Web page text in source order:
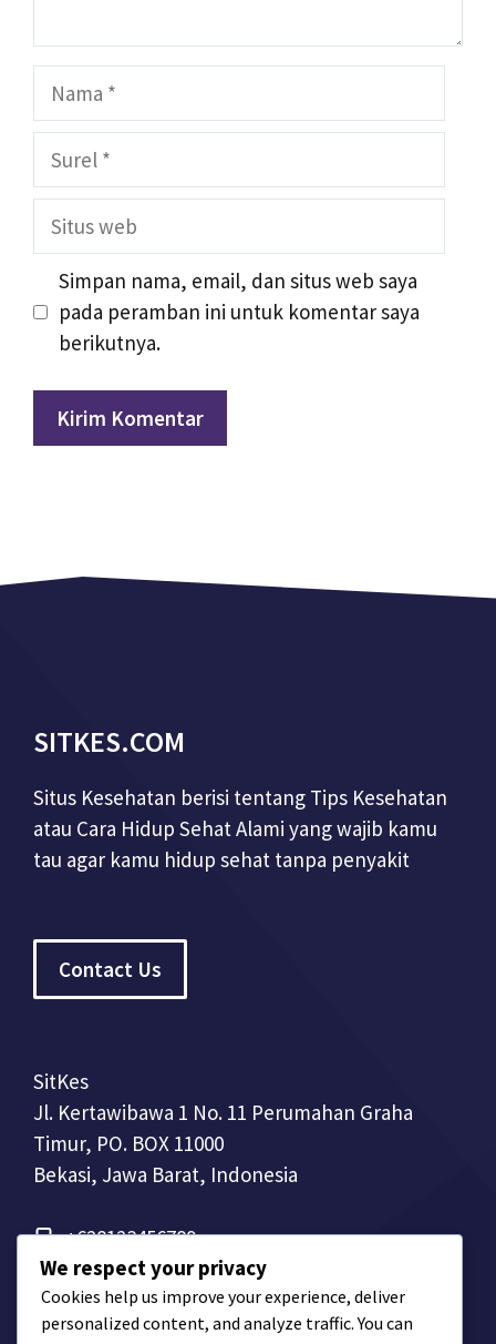
Nama
Surel
Situs
Simpan nama, email, dan situs web saya
pada peramban ini untuk komentar saya
berikutnya.
SITKES.COM
Situs Kesehatan berisi tentang Tips Kesehatan
atau Cara Hidup Sehat Alami yang wajib kamu
tau agar kamu hidup sehat tanpa penyakit
Contact Us
SitKes
Jl. Kertawibawa 1 No. 11 Perumahan Graha
Timur, PO. BOX 11000
Bekasi, Jawa Barat, Indonesia
+628123456789
We respect your privacy
Cookies help us improve your experience, deliver
personalized content, and analyze traffic. You can